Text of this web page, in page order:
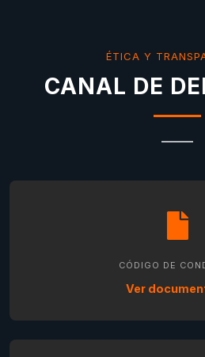
ÉTICA Y
CANAL DE
CÓDIGO DE
Ver